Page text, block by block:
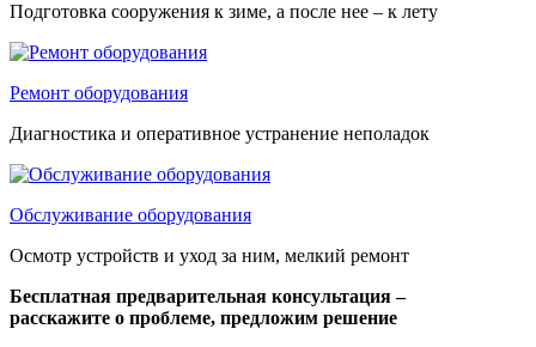
Подготовка сооружения к зиме, а после нее – к лету
Ремонт оборудования
Диагностика и оперативное устранение неполадок
Обслуживание оборудования
Осмотр устройств и уход за ним, мелкий ремонт
Бесплатная предварительная консультация –
расскажите о проблеме, предложим решение